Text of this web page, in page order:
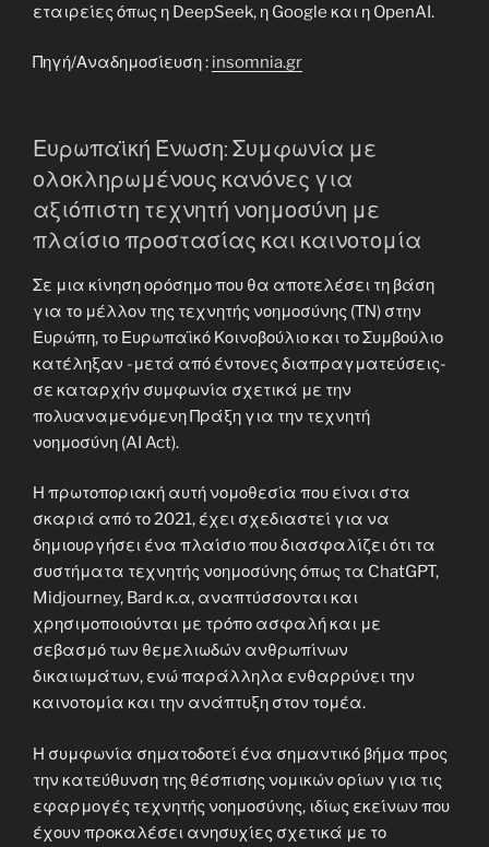
εταιρείες όπως η DeepSeek, η Google και η OpenAI.
Πηγή/Αναδημοσίευση : insomnia.gr
Ευρωπαϊκή Ένωση: Συμφωνία με
ολοκληρωμένους κανόνες για
αξιόπιστη τεχνητή νοημοσύνη με
πλαίσιο προστασίας και καινοτομία
Σε μια κίνηση ορόσημο που θα αποτελέσει τη βάση
για το μέλλον της τεχνητής νοημοσύνης (ΤΝ) στην
Ευρώπη, το Ευρωπαϊκό Κοινοβούλιο και το Συμβούλιο
κατέληξαν -μετά από έντονες διαπραγματεύσεις-
σε καταρχήν συμφωνία σχετικά με την
πολυαναμενόμενη Πράξη για την τεχνητή
νοημοσύνη (AI Act).
Η πρωτοποριακή αυτή νομοθεσία που είναι στα
σκαριά από το 2021, έχει σχεδιαστεί για να
δημιουργήσει ένα πλαίσιο που διασφαλίζει ότι τα
συστήματα τεχνητής νοημοσύνης όπως τα ChatGPT,
Midjourney, Bard κ.α, αναπτύσσονται και
χρησιμοποιούνται με τρόπο ασφαλή και με
σεβασμό των θεμελιωδών ανθρωπίνων
δικαιωμάτων, ενώ παράλληλα ενθαρρύνει την
καινοτομία και την ανάπτυξη στον τομέα.
Η συμφωνία σηματοδοτεί ένα σημαντικό βήμα προς
την κατεύθυνση της θέσπισης νομικών ορίων για τις
εφαρμογές τεχνητής νοημοσύνης, ιδίως εκείνων που
έχουν προκαλέσει ανησυχίες σχετικά με το